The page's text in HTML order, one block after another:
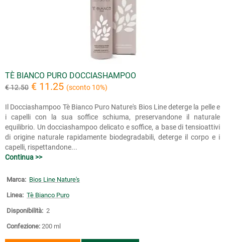
TÈ BIANCO PURO DOCCIASHAMPOO
€ 12.50 € 11.25 (sconto 10%)
Il Docciashampoo Tè Bianco Puro Nature's Bios Line deterge la pelle e
i capelli con la sua soffice schiuma, preservandone il naturale
equilibrio. Un docciashampoo delicato e soffice, a base di tensioattivi
di origine naturale rapidamente biodegradabili, deterge il corpo e i
capelli, rispettandone...
Continua >>
Marca: Bios Line Nature's
Linea: Tè Bianco Puro
Disponibilità: 2
Confezione: 200 ml